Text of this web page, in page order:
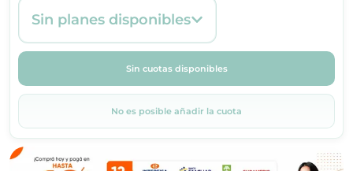
Sin planes disponibles
Sin cuotas disponibles
No es posible añadir la cuota